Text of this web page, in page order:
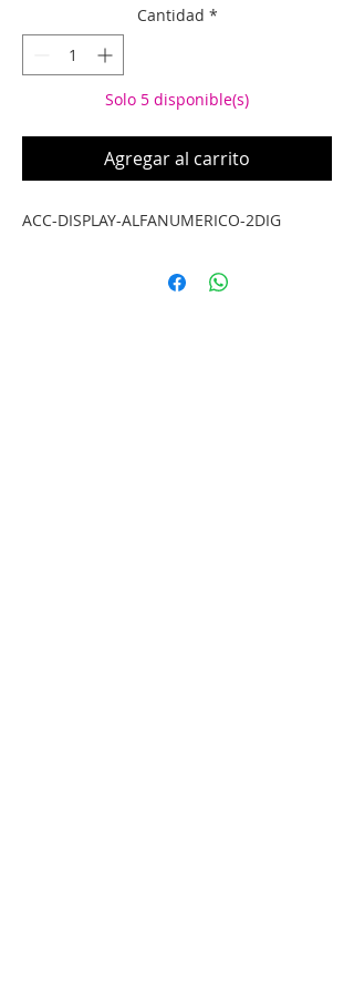
Cantidad *
Solo 5 disponible(s)
Agregar al carrito
ACC-DISPLAY-ALFANUMERICO-2DIG